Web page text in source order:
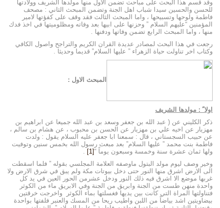
وقد قسم هذا البحث على مباحث تضمن الاول منها مولدها الشريف وولادتها
للحسن والحسين سيدا شباب اهل الجنة وتضمن المبحث الثاني : مصحف
فاطمة ولوحها وتسبيحها ، واما المبحث الثالث فقد وقف على كفؤتها لامير
المؤمنين “عليهم السلام ” وحزنها على ابيها بعد وفاته ومظلوميتها في اخذ فدك
منها ، واما المبحث الرابع تضمن وفاتها ودفنها .
رجعت في هذا البحث لمصادر عديدة القران الكريم والتراجح واصول الكافي
وكتاب اخر تناولت حياة الزهراء ” عليها السلام” قديما وحديثا .
المبحث الاول :
اولا ً : مولدها الشريف
ذكر الكليني عن ( عبد الله بن جعفر وسعد بن عبد الله جميعا عن ابراهيم بن
مهزيار عن اخيه علي بن مهزيار عن الحسن بن محبوب ، عن هشام بن سالم ،
عن حبيب السجستاني ، قال : سمعنا ابا جعفر عليه السلام يقول : ولدت
فاطمة بنت محمد ” عليها السلام” بعد مبعث رسول الله بخمس سنين وتوفيت
ولها ثمان عشرة سنة وخمسة وسبعون يوماً “[1]
.
وخير وصف ليوم مولد البتول ماوصفه العلامة المجلسي بقوله ” فلما اسقطت
الى الارض اشرق منها النور حتى دخل بيوتات مكة ولم يبق في شرق الارض ولا
غربها موضع الا اشرق فيه ذلك النور ودخل عشرمن الحور العين في يد كل
واحدة منهن طست من الجنة وابريق من الجنة وفي الابريق ماء من الكوثر
فتناولتها المراة التي كانت بين يديها فغسلتها بماء الكوثر واخرجت خرقتين
بيضاويتين اشد بياضاً من اللبن واطيب ريحا من المسك والعنبر فلفتها بواحدة